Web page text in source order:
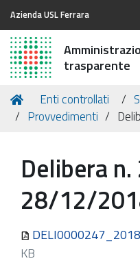
Azienda USL Ferrara
trasparente
Tu
sei
Home
Enti controllati
Provvedimenti
Delibera
28/12/
KB